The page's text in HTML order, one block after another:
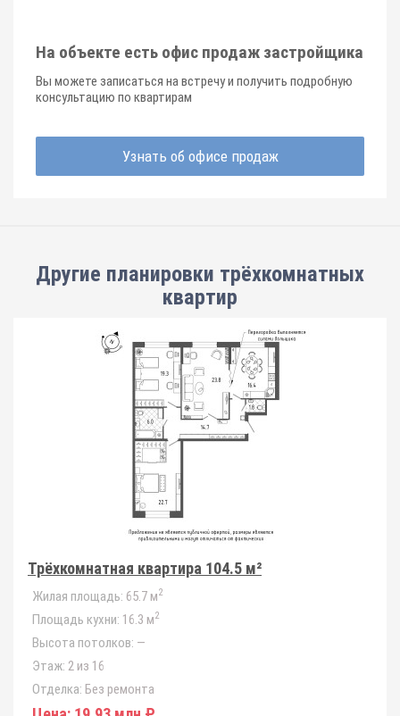
На объекте есть офис продаж застройщика
Вы можете записаться на встречу и получить подробную
консультацию по квартирам
Узнать об офисе продаж
Другие планировки трёхкомнатных
квартир
Трёхкомнатная квартира 104.5 м²
Жилая площадь: 65.7 м2
Площадь кухни: 16.3 м2
Высота потолков: —
Этаж: 2 из 16
Отделка: Без ремонта